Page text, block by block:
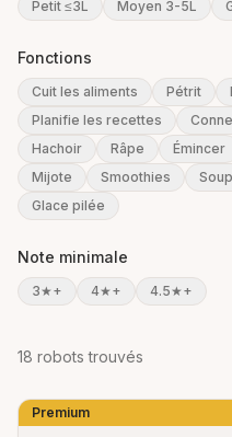
Petit ≤3L Moyen 3-5L
Fonctions
Cuit les aliments Pétrit
Planifie les recettes
Hachoir
Râpe Émincer
Mijote
Smoothies
Glace pilée
Note minimale
3★+ 4★+ 4.5★+
18 robots trouvés
Premium